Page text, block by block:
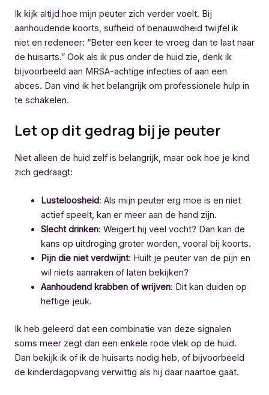
Ik kijk altijd hoe mijn peuter zich verder voelt. Bij
aanhoudende koorts, sufheid of benauwdheid twijfel ik
niet en redeneer: “Beter een keer te vroeg dan te laat naar
de huisarts.” Ook als ik pus onder de huid zie, denk ik
bijvoorbeeld aan MRSA-achtige infecties of aan een
abces. Dan vind ik het belangrijk om professionele hulp in
te schakelen.
Let op dit gedrag bij je peuter
Niet alleen de huid zelf is belangrijk, maar ook hoe je kind
zich gedraagt:
Lusteloosheid: Als mijn peuter erg moe is en niet
actief speelt, kan er meer aan de hand zijn.
Slecht drinken: Weigert hij veel vocht? Dan kan de
kans op uitdroging groter worden, vooral bij koorts.
Pijn die niet verdwijnt: Huilt je peuter van de pijn en
wil niets aanraken of laten bekijken?
Aanhoudend krabben of wrijven: Dit kan duiden op
heftige jeuk.
Ik heb geleerd dat een combinatie van deze signalen
soms meer zegt dan een enkele rode vlek op de huid.
Dan bekijk ik of ik de huisarts nodig heb, of bijvoorbeeld
de kinderdagopvang verwittig als hij daar naartoe gaat.